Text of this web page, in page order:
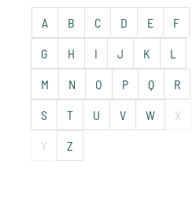
A B C D E F
G H I J K L
M N O P Q R
S T U V W X
Y Z